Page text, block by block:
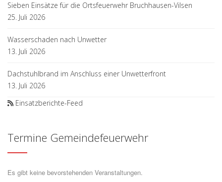
Sieben Einsätze für die Ortsfeuerwehr Bruchhausen-Vilsen
25. Juli 2026
Wasserschaden nach Unwetter
13. Juli 2026
Dachstuhlbrand im Anschluss einer Unwetterfront
13. Juli 2026
Einsatzberichte-Feed
Termine Gemeindefeuerwehr
Es gibt keine bevorstehenden Veranstaltungen.